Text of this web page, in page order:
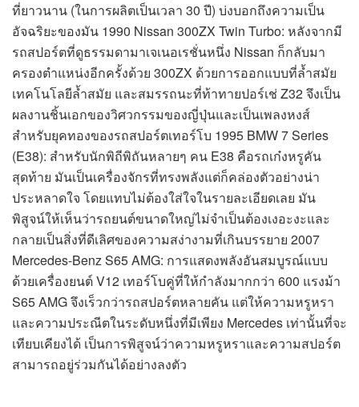
ที่ยาวนาน (ในการผลิตเป็นเวลา 30 ปี) บ่งบอกถึงความเป็น
อัจฉริยะของมัน 1990 Nissan 300ZX Twin Turbo: หลังจากมี
รถสปอร์ตที่ดูธรรมดามาเจเนอเรชั่นหนึ่ง Nissan ก็กลับมา
ครองตำแหน่งอีกครั้งด้วย 300ZX ด้วยการออกแบบที่ล้ำสมัย
เทคโนโลยีล้ำสมัย และสมรรถนะที่ท้าทายปอร์เช่ Z32 จึงเป็น
ผลงานชิ้นเอกของวิศวกรรมของญี่ปุ่นและเป็นเพลงหงส์
สำหรับยุคทองของรถสปอร์ตเทอร์โบ 1995 BMW 7 Series
(E38): สำหรับนักพิถีพิถันหลายๆ คน E38 คือรถเก๋งหรูคัน
สุดท้าย มันเป็นเครื่องจักรที่ทรงพลังแต่ก็คล่องตัวอย่างน่า
ประหลาดใจ โดยแทบไม่ต้องใส่ใจในรายละเอียดเลย มัน
พิสูจน์ให้เห็นว่ารถยนต์ขนาดใหญ่ไม่จำเป็นต้องเงอะงะและ
กลายเป็นสิ่งที่ดีเลิศของความสง่างามที่เกินบรรยาย 2007
Mercedes-Benz S65 AMG: การแสดงพลังอันสมบูรณ์แบบ
ด้วยเครื่องยนต์ V12 เทอร์โบคู่ที่ให้กำลังมากกว่า 600 แรงม้า
S65 AMG จึงเร็วกว่ารถสปอร์ตหลายคัน แต่ให้ความหรูหรา
และความประณีตในระดับหนึ่งที่มีเพียง Mercedes เท่านั้นที่จะ
เทียบเคียงได้ เป็นการพิสูจน์ว่าความหรูหราและความสปอร์ต
สามารถอยู่ร่วมกันได้อย่างลงตัว